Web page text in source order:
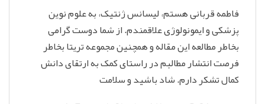
فاطمه قربانی هستم، لیسانس ژنتیک، به علوم نوین
پزشکی و ایمونولوژی علاقمندم. از شما دوست گرامی
بخاطر مطالعه این مقاله و همچنین مجموعه تریتا بخاطر
فرصت انتشار مطالبم در راستای کمک به ارتقای دانش
کمال تشکر دارم. شاد باشید و سلامت